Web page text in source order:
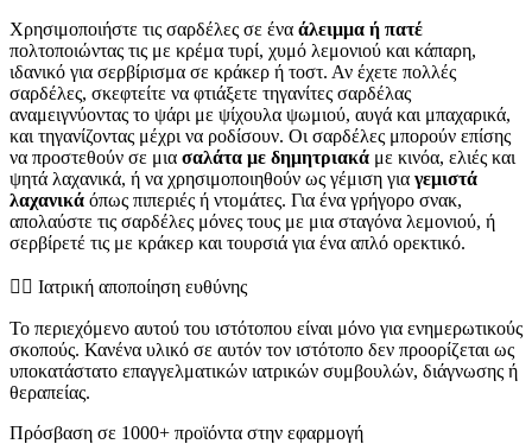
Χρησιμοποιήστε τις σαρδέλες σε ένα άλειμμα ή πατέ
πολτοποιώντας τις με κρέμα τυρί, χυμό λεμονιού και κάπαρη,
ιδανικό για σερβίρισμα σε κράκερ ή τοστ. Αν έχετε πολλές
σαρδέλες, σκεφτείτε να φτιάξετε τηγανίτες σαρδέλας
αναμειγνύοντας το ψάρι με ψίχουλα ψωμιού, αυγά και μπαχαρικά,
και τηγανίζοντας μέχρι να ροδίσουν. Οι σαρδέλες μπορούν επίσης
να προστεθούν σε μια σαλάτα με δημητριακά με κινόα, ελιές και
ψητά λαχανικά, ή να χρησιμοποιηθούν ως γέμιση για γεμιστά
λαχανικά όπως πιπεριές ή ντομάτες. Για ένα γρήγορο σνακ,
απολαύστε τις σαρδέλες μόνες τους με μια σταγόνα λεμονιού, ή
σερβίρετέ τις με κράκερ και τουρσιά για ένα απλό ορεκτικό.
👨‍⚕️️ Ιατρική αποποίηση ευθύνης
Το περιεχόμενο αυτού του ιστότοπου είναι μόνο για ενημερωτικούς
σκοπούς. Κανένα υλικό σε αυτόν τον ιστότοπο δεν προορίζεται ως
υποκατάστατο επαγγελματικών ιατρικών συμβουλών, διάγνωσης ή
θεραπείας.
Πρόσβαση σε 1000+ προϊόντα στην εφαρμογή